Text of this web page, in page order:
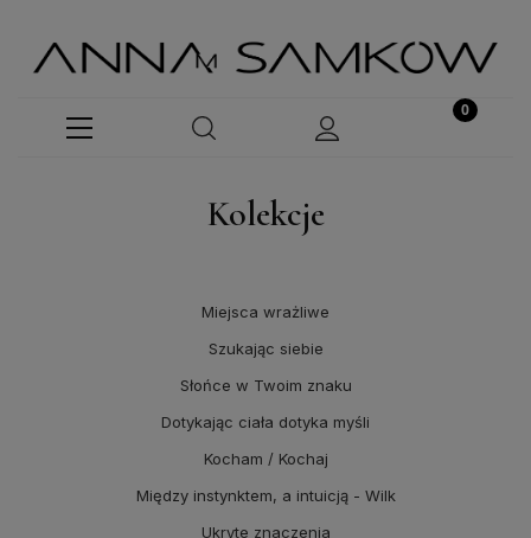
Kolekcje
Miejsca wrażliwe
Szukając siebie
Słońce w Twoim znaku
Dotykając ciała dotyka myśli
Kocham / Kochaj
Między instynktem, a intuicją - Wilk
Ukryte znaczenia